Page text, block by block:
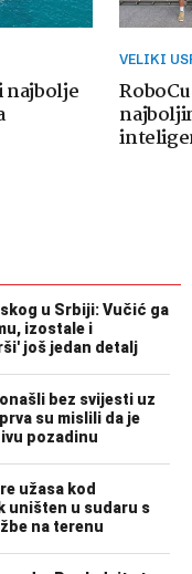
najbolje
VELIKI